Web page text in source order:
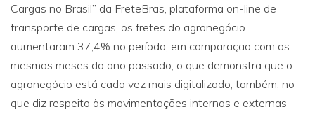
Cargas no Brasil” da FreteBras, plataforma on-line de
transporte de cargas, os fretes do agronegócio
aumentaram 37,4% no período, em comparação com os
mesmos meses do ano passado, o que demonstra que o
agronegócio está cada vez mais digitalizado, também, no
que diz respeito às movimentações internas e externas